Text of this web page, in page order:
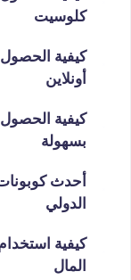
كلوسيت
كيفية
أونلاين
كيفية
بسهولة
أحدث
الدولي
كيفية
المال